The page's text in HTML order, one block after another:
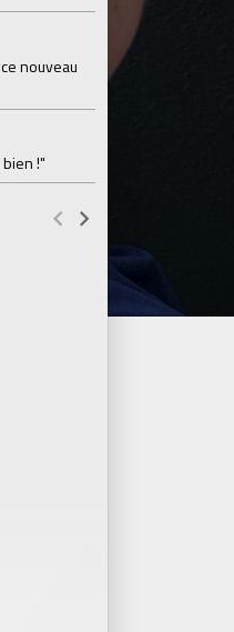
nouveau
!"
Lundi 03 Août
Parcage complet
Lundi 03 Août